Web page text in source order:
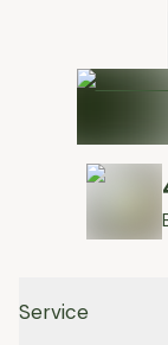
Service